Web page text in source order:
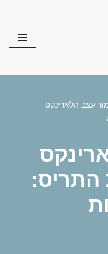
עצב הלארינקס
התריס: